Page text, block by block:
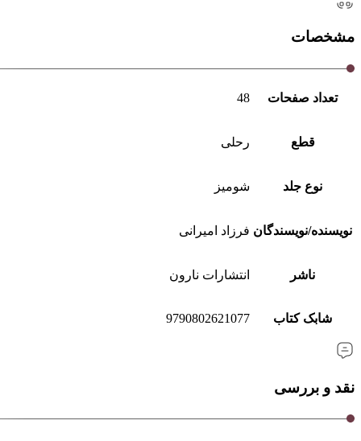
مشخصات
تعداد صفحات 48
قطع رحلی
نوع جلد شومیز
نویسنده/نویسندگان فرزاد امیرانی
ناشر انتشارات نارون
شابک کتاب 9790802621077
نقد و بررسی